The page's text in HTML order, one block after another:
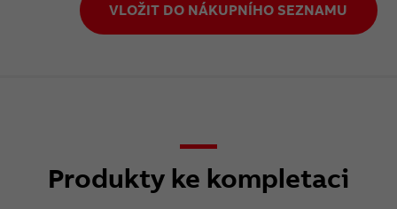
VLOŽIT DO NÁKUPNÍHO SEZNAMU
Produkty ke kompletaci